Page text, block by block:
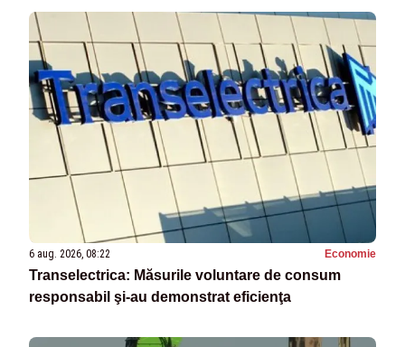
6 aug. 2026, 08:22 Economie
Transelectrica: Măsurile voluntare de consum
responsabil şi-au demonstrat eficienţa